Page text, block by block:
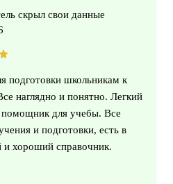
скрыл свои данные
подготовки школьникам к
наглядно и понятно. Легкий
для учебы. Все
и подготовки, есть в
и хороший справочник.